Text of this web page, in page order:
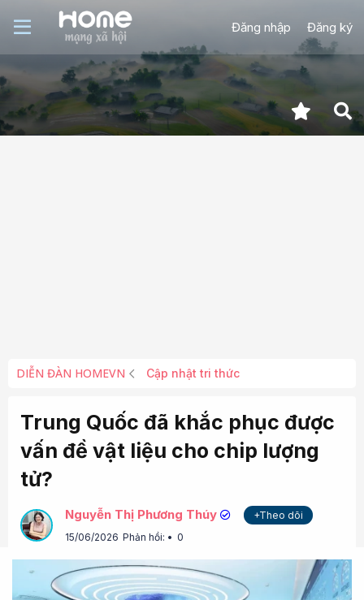
Đăng nhập Đăng ký
DIỄN ĐÀN HOMEVN Cập nhật tri thức
Trung Quốc đã khắc phục được
vấn đề vật liệu cho chip lượng
tử?
Nguyễn Thị Phương Thúy
+Theo dõi
15/06/2026 Phản hồi: 0